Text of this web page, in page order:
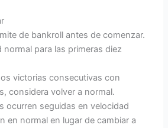
de bankroll antes de comenzar.
normal para las primeras diez
victorias consecutivas con
considera volver a normal.
ocurren seguidas en velocidad
en normal en lugar de cambiar a